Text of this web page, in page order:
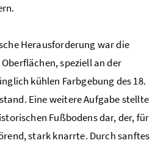
Herausforderung war die
speziell an der
kühlen Farbgebung des 18.
Eine weitere Aufgabe stellte
Fußbodens dar, der, für
stark knarrte. Durch sanftes